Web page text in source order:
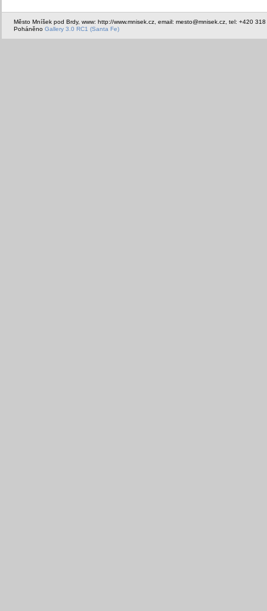
Město Mníšek pod Brdy, www: http://www.mnisek.cz, email: mesto@mnisek.cz, tel: +420
Poháněno Gallery 3.0 RC1 (Santa Fe)